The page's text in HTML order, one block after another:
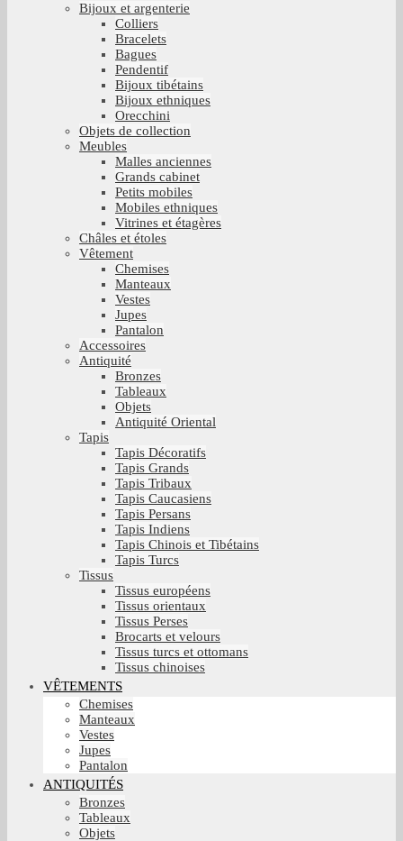
Bijoux et argenterie
Colliers
Bracelets
Bagues
Pendentif
Bijoux tibétains
Bijoux ethniques
Orecchini
Objets de collection
Meubles
Malles anciennes
Grands cabinet
Petits mobiles
Mobiles ethniques
Vitrines et étagères
Châles et étoles
Vêtement
Chemises
Manteaux
Vestes
Jupes
Pantalon
Accessoires
Antiquité
Bronzes
Tableaux
Objets
Antiquité Oriental
Tapis
Tapis Décoratifs
Tapis Grands
Tapis Tribaux
Tapis Caucasiens
Tapis Persans
Tapis Indiens
Tapis Chinois et Tibétains
Tapis Turcs
Tissus
Tissus européens
Tissus orientaux
Tissus Perses
Brocarts et velours
Tissus turcs et ottomans
Tissus chinoises
VÊTEMENTS
Chemises
Manteaux
Vestes
Jupes
Pantalon
ANTIQUITÉS
Bronzes
Tableaux
Objets